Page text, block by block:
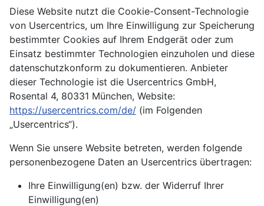
Diese Website nutzt die Cookie-Consent-Technologie
von Usercentrics, um Ihre Einwilligung zur Speicherung
bestimmter Cookies auf Ihrem Endgerät oder zum
Einsatz bestimmter Technologien einzuholen und diese
datenschutzkonform zu dokumentieren. Anbieter
dieser Technologie ist die Usercentrics GmbH,
Rosental 4, 80331 München, Website:
https://usercentrics.com/de/ (im Folgenden
„Usercentrics“).
Wenn Sie unsere Website betreten, werden folgende
personenbezogene Daten an Usercentrics übertragen:
Ihre Einwilligung(en) bzw. der Widerruf Ihrer
Einwilligung(en)